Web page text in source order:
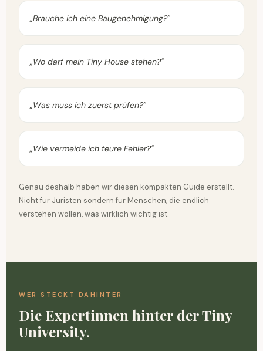
„Brauche ich eine Baugenehmigung?"
„Wo darf mein Tiny House stehen?"
„Was muss ich zuerst prüfen?"
„Wie vermeide ich teure Fehler?"
Genau deshalb haben wir diesen kompakten Guide erstellt.
Nicht für Juristen sondern für Menschen, die endlich
verstehen wollen, was wirklich wichtig ist.
WER STECKT DAHINTER
Die Expertinnen hinter der Tiny
University.